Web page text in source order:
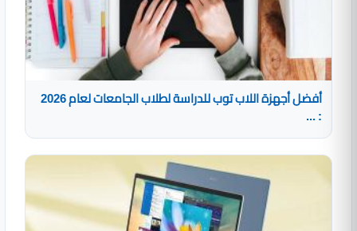
أفضل أجهزة اللاب توب للدراسة لطلاب الجامعات لعام 2026
: ...